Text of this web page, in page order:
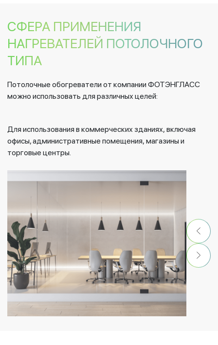
СФЕРА ПРИМЕНЕНИЯ
НАГРЕВАТЕЛЕЙ ПОТОЛОЧНОГО
ТИПА
Потолочные обогреватели от компании ФОТЭНГЛАСС
можно использовать для различных целей:
Для использования в коммерческих зданиях, включая
офисы, административные помещения, магазины и
торговые центры.